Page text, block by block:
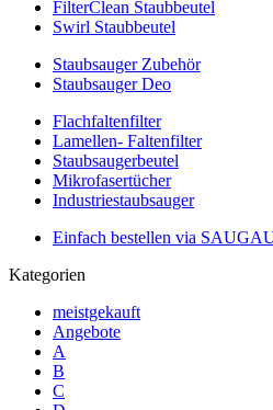
FilterClean Staubbeutel
Swirl Staubbeutel
Staubsauger Zubehör
Staubsauger Deo
Flachfaltenfilter
Lamellen- Faltenfilter
Staubsaugerbeutel
Mikrofasertücher
Industriestaubsauger
Einfach bestellen via
Kategorien
meistgekauft
Angebote
A
B
C